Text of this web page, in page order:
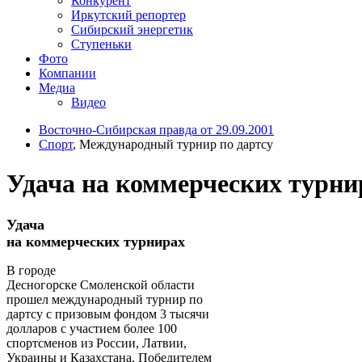
Иркутский репортер
Сибирский энергетик
Ступеньки
Фото
Компании
Медиа
Видео
Восточно-Сибирская правда от 29.09.2001
Спорт, Международный турнир по дартсу
Удача на коммерческих
Удача
на коммерческих турнирах
В городе
Десногорске Смоленской области
прошел международный турнир по
дартсу с призовым фондом 3 тысячи
долларов с участием более 100
спортсменов из России, Латвии,
Украины и Казахстана. Победителем